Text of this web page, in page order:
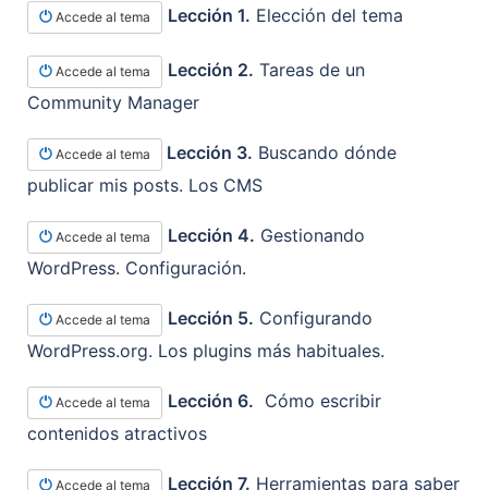
Accede al tema Lección 1. Elección del tema
Accede al tema Lección 2. Tareas de un
Community Manager
Accede al tema Lección 3. Buscando dónde
publicar mis posts. Los CMS
Accede al tema Lección 4. Gestionando
WordPress. Configuración.
Accede al tema Lección 5. Configurando
WordPress.org. Los plugins más habituales.
Accede al tema Lección 6. Cómo escribir
contenidos atractivos
Accede al tema Lección 7. Herramientas para saber